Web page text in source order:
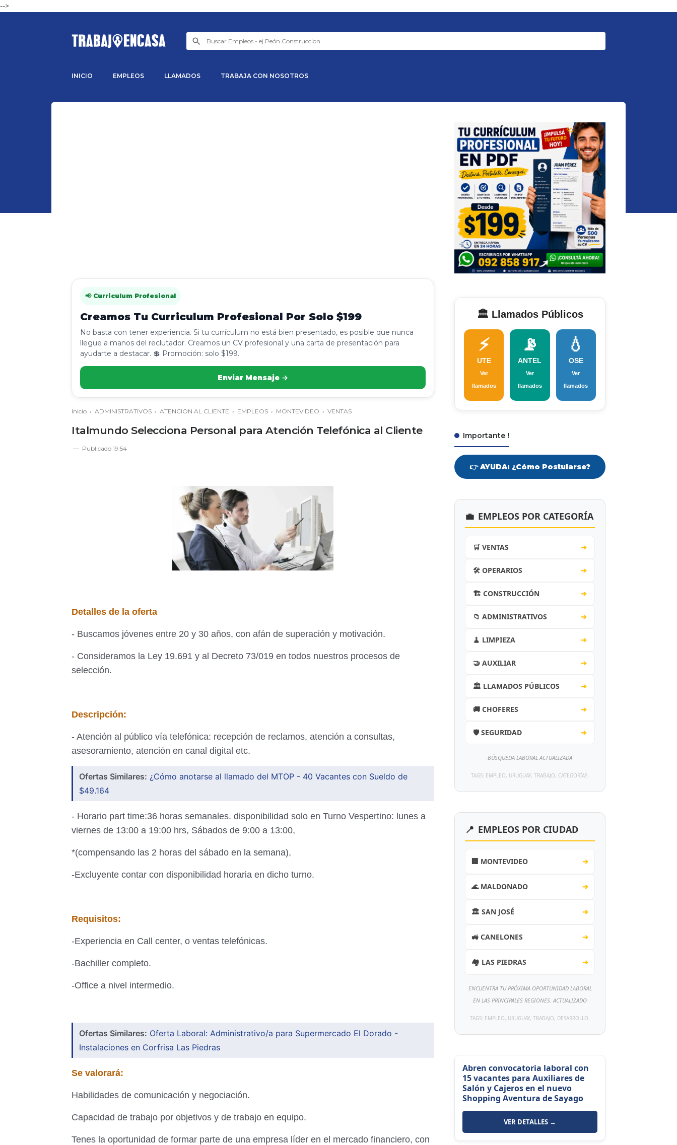
-->
INICIO EMPLEOS LLAMADOS TRABAJA CON NOSOTROS
📢 Curriculum Profesional
Creamos Tu Curriculum Profesional Por Solo $199
No basta con tener experiencia. Si tu currículum no está bien presentado, es posible que nunca
llegue a manos del reclutador. Creamos un CV profesional y una carta de presentación para
ayudarte a destacar. 💲 Promoción: solo $199.
Enviar Mensaje →
Inicio › ADMINISTRATIVOS › ATENCION AL CLIENTE › EMPLEOS › MONTEVIDEO › VENTAS
Italmundo Selecciona Personal para Atención Telefónica al Cliente
Publicado 19:54
Detalles de la oferta
- Buscamos jóvenes entre 20 y 30 años, con afán de superación y motivación.
- Consideramos la Ley 19.691 y al Decreto 73/019 en todos nuestros procesos de
selección.
Descripción:
- Atención al público vía telefónica: recepción de reclamos, atención a consultas,
asesoramiento, atención en canal digital etc.
Ofertas Similares: ¿Cómo anotarse al llamado del MTOP - 40 Vacantes con Sueldo de
$49.164
- Horario part time:36 horas semanales. disponibilidad solo en Turno Vespertino: lunes a
viernes de 13:00 a 19:00 hrs, Sábados de 9:00 a 13:00,
*(compensando las 2 horas del sábado en la semana),
-Excluyente contar con disponibilidad horaria en dicho turno.
Requisitos:
-Experiencia en Call center, o ventas telefónicas.
-Bachiller completo.
-Office a nivel intermedio.
Ofertas Similares: Oferta Laboral: Administrativo/a para Supermercado El Dorado -
Instalaciones en Corfrisa Las Piedras
Se valorará:
Habilidades de comunicación y negociación.
Capacidad de trabajo por objetivos y de trabajo en equipo.
Tenes la oportunidad de formar parte de una empresa líder en el mercado financiero, con
🏛️ Llamados Públicos
⚡
UTE
Ver
llamados
📡
ANTEL
Ver
llamados
💧
OSE
Ver
llamados
Importante !
👉 AYUDA: ¿Cómo Postularse?
💼 EMPLEOS POR CATEGORÍA
🛒 VENTAS ➔
🛠️ OPERARIOS ➔
🏗️ CONSTRUCCIÓN ➔
📁 ADMINISTRATIVOS ➔
🧹 LIMPIEZA ➔
🤝 AUXILIAR ➔
🏛️ LLAMADOS PÚBLICOS ➔
🚚 CHOFERES ➔
🛡️ SEGURIDAD ➔
BÚSQUEDA LABORAL ACTUALIZADA
TAGS: EMPLEO, URUGUAY, TRABAJO, CATEGORÍAS.
📍 EMPLEOS POR CIUDAD
🏢 MONTEVIDEO ➔
🌊 MALDONADO ➔
🏛️ SAN JOSÉ ➔
🚜 CANELONES ➔
🏘️ LAS PIEDRAS ➔
ENCUENTRA TU PRÓXIMA OPORTUNIDAD LABORAL
EN LAS PRINCIPALES REGIONES. ACTUALIZADO
TAGS: EMPLEO, URUGUAY, TRABAJO, DESARROLLO.
Abren convocatoria laboral con
15 vacantes para Auxiliares de
Salón y Cajeros en el nuevo
Shopping Aventura de Sayago
VER DETALLES →